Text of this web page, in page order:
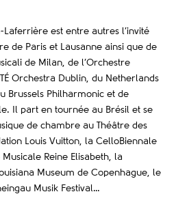
Laferrière est entre autres l’invité
de Paris et Lausanne ainsi que de
de Milan, de l’Orchestre
Orchestra Dublin, du Netherlands
Brussels Philharmonic et de
Il part en tournée au Brésil et se
de chambre au Théâtre des
Louis Vuitton, la CelloBiennale
Reine Elisabeth, la
Museum de Copenhague, le
Musik Festival…